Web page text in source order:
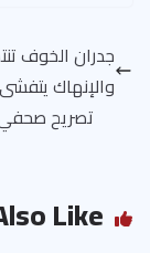
جدران الخوف
والإنهاك يتفشى
تصريح
Like